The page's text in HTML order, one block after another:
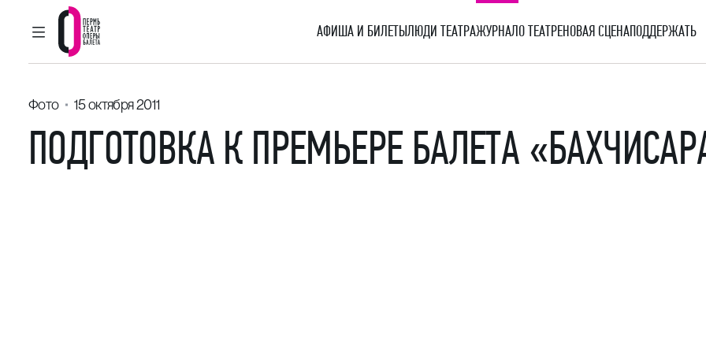
ГЛАВНОЕ МЕНЮ
Пермский театр оперы и балета
АФИША И БИЛЕТЫЛЮДИ ТЕАТРАЖУРНАЛО ТЕАТРЕНОВАЯ СЦЕНАПОДДЕРЖАТЬ
Фото 15 октября 2011
ПОДГОТОВКА К ПРЕМЬЕРЕ БАЛЕТА